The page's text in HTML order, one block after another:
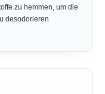
zu hemmen, um die
desodorieren